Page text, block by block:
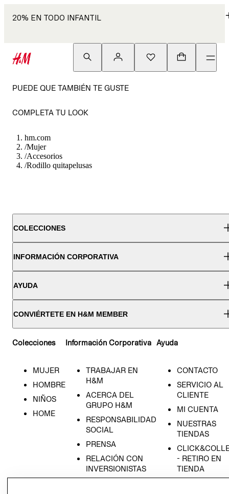
20% EN TODO INFANTIL
PUEDE QUE TAMBIÉN TE GUSTE
COMPLETA TU LOOK
hm.com
/Mujer
/Accesorios
/Rodillo quitapelusas
COLECCIONES
INFORMACIÓN CORPORATIVA
AYUDA
CONVIÉRTETE EN H&M MEMBER
Colecciones
MUJER
HOMBRE
NIÑOS
HOME
Información Corporativa
TRABAJAR EN
H&M
ACERCA DEL
GRUPO H&M
RESPONSABILIDAD
SOCIAL
PRENSA
RELACIÓN CON
INVERSIONISTAS
Ayuda
CONTACTO
SERVICIO AL
CLIENTE
MI CUENTA
NUESTRAS
TIENDAS
- RETIRO EN
TIENDA